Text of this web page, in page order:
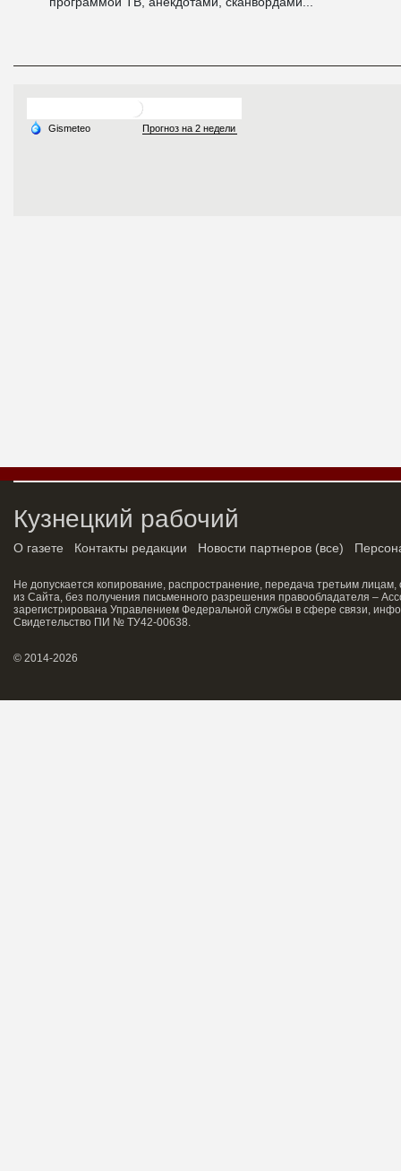
Кузнецкий рабочий
О газете Контакты редакции Новости партнеров (все)
Не допускается копирование, распространение, передача третьим
из Сайта, без получения письменного разрешения правообладателя –
зарегистрирована Управлением Федеральной службы в сфере связи,
Свидетельство ПИ № ТУ42-00638.
© 2014-2026